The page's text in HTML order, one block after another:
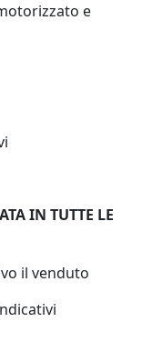
e
IN TUTTE LE
il venduto